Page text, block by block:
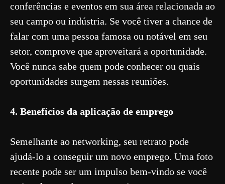
conferências e eventos em sua área relacionada ao
seu campo ou indústria. Se você tiver a chance de
falar com uma pessoa famosa ou notável em seu
setor, comprove que aproveitará a oportunidade.
Você nunca sabe quem pode conhecer ou quais
oportunidades surgem nessas reuniões.
4. Benefícios da aplicação de emprego
Semelhante ao networking, seu retrato pode
ajudá-lo a conseguir um novo emprego. Uma foto
recente pode ser um impulso bem-vindo se você